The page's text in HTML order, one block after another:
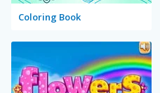
Coloring Book